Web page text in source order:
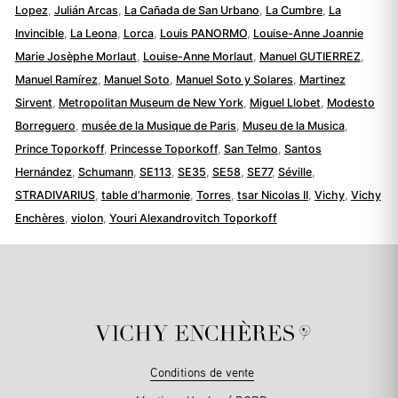
Lopez Julián Arcas La Cañada de San Urbano La Cumbre, La
Invincible, La Leona, Lorca, Louis PANORMO, Louise-Anne Joannie
Marie Josèphe Morlaut Louise-Anne Morlaut Manuel GUTIERREZ,
Manuel Ramírez Manuel Soto Manuel Soto y Solares Martinez
Sirvent Metropolitan Museum de New York, Miguel Llobet Modesto
Borreguero musée de la Musique de Paris Museu de la Musica,
Prince Toporkoff, Princesse Toporkoff, San Telmo Santos
Hernández Schumann, SE113, SE35 SE58, SE77, Séville,
STRADIVARIUS, table d’harmonie, Torres tsar Nicolas II, Vichy, Vichy
Enchères violon, Youri Alexandrovitch Toporkoff
Conditions de vente